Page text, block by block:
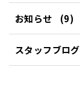
お知らせ (9)
スタッフブログ